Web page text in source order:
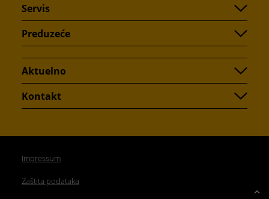
Servis
Preduzeće
Aktuelno
Kontakt
Impressum
Zaštita podataka
Up